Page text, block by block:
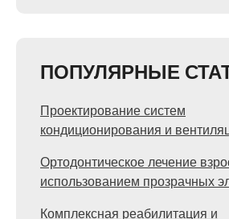
ПОПУЛЯРНЫЕ
Проектирование систем
кондиционирования и
Ортодонтическое лечение
использованием прозрачных
Комплексная реабилитация и